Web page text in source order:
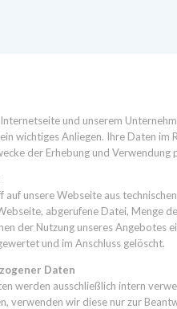
und unserem
wichtiges Anliegen. Ihre Daten
der Erhebung und
unsere Webseite aus
abgerufene Datei,
der Nutzung unseres
und im Anschluss gelöscht.
Daten
werden ausschließlich intern
verwenden wir diese nur zur